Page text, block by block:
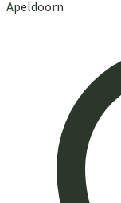
Apeldoorn